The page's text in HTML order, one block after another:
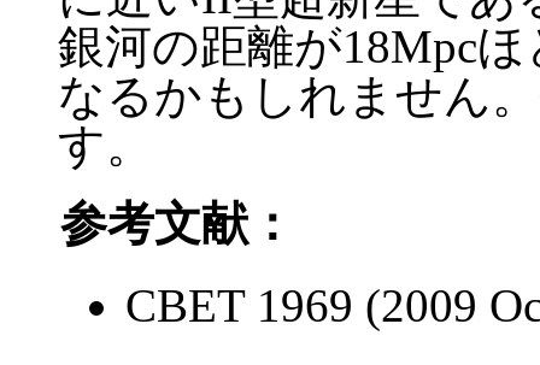
銀河の距離が18Mpc
なるかもしれません
す。
参考文献：
CBET 1969 (2009